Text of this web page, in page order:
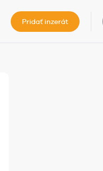
Pridať inzerát